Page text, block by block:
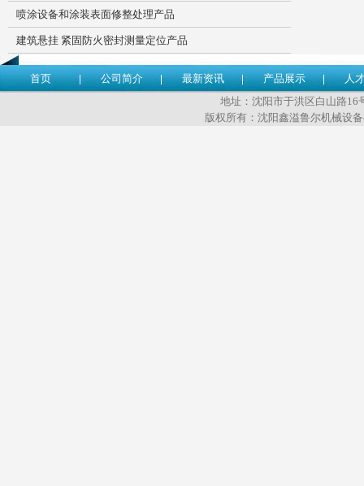
喷涂设备和涂装表面修整处理产品
建筑悬挂 紧固防火密封测量定位产品
首页 公司简介 最新资讯 产品展示
人
地址：沈阳市于洪区白山路16
版权所有：沈阳鑫溢鲁尔机械设